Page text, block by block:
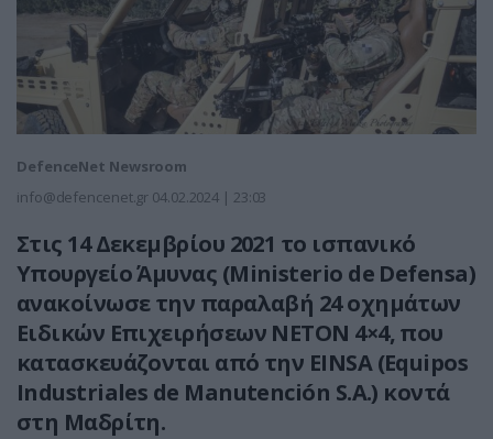
DefenceNet Newsroom
info@defencenet.gr 04.02.2024 | 23:03
Στις 14 Δεκεμβρίου 2021 το ισπανικό
Υπουργείο Άμυνας (Ministerio de Defensa)
ανακοίνωσε την παραλαβή 24 οχημάτων
Ειδικών Επιχειρήσεων NETON 4×4, που
κατασκευάζονται από την EINSA (Equipos
Industriales de Manutención S.A.) κοντά
στη Μαδρίτη.